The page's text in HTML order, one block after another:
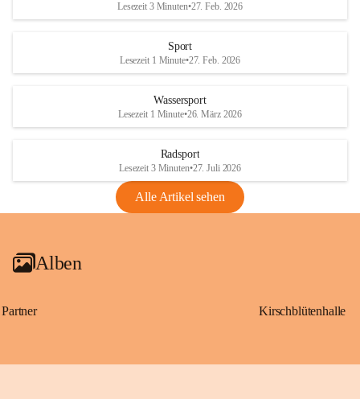
Maßnahmen zur Bekämpfung
Rebe und der Amerikanischen
Anhang VBl. EU Nr. 18
1 Seite•1,4 MB
VBl. EU Nr. 18_2026
Lesezeit 3 Minuten•27. Feb. 2026
Sport
Lesezeit 1 Minute•27. Feb. 2026
Wassersport
Lesezeit 1 Minute•26. März 2026
Radsport
Lesezeit 3 Minuten•27. Juli 2026
Alle Artikel sehen
Alben
Partner Kirschblütenhalle